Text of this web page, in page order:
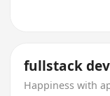
fullstack
Happiness with